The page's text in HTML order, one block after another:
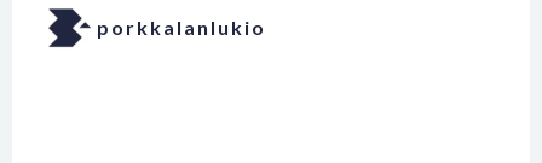
porkkalanlukio